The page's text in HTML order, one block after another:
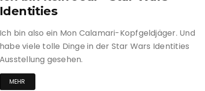
Identities
Ich bin also ein Mon Calamari-Kopfgeldjäger. Und
habe viele tolle Dinge in der Star Wars Identities
Ausstellung gesehen.
MEHR